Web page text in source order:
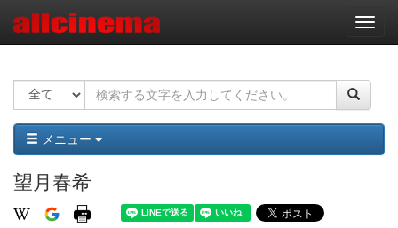
ナ
ビ
ー
ョ
ン
メニュー
望月春希